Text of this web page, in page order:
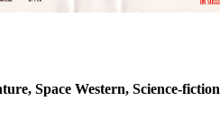
Space Western, Science-fiction